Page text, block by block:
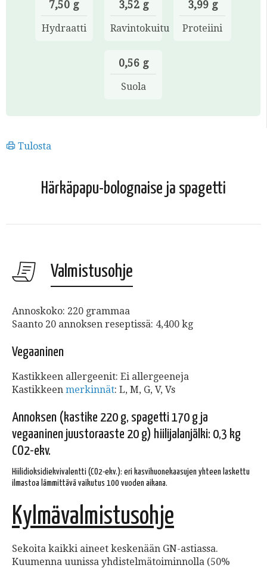
7,50 g
Hydraatti
3,52 g
Ravintokuitu
3,99 g
Proteiini
0,56 g
Suola
Tulosta
Härkäpapu-bolognaise ja spagetti
Valmistusohje
Annoskoko: 220 grammaa
Saanto 20 annoksen reseptissä: 4,400 kg
Vegaaninen
Kastikkeen allergeenit: Ei allergeeneja
Kastikkeen merkinnät: L, M, G, V, Vs
Annoksen (kastike 220 g, spagetti 170 g ja
vegaaninen juustoraaste 20 g) hiilijalanjälki: 0,3 kg
CO2-ekv.
Hiilidioksidiekvivalentti (CO2-ekv.): eri kasvihuonekaasujen yhteen laskettu
ilmastoa lämmittävä vaikutus 100 vuoden aikana.
Kylmävalmistusohje
Sekoita kaikki aineet keskenään GN-astiassa.
Kuumenna uunissa yhdistelmätoiminnolla (50%